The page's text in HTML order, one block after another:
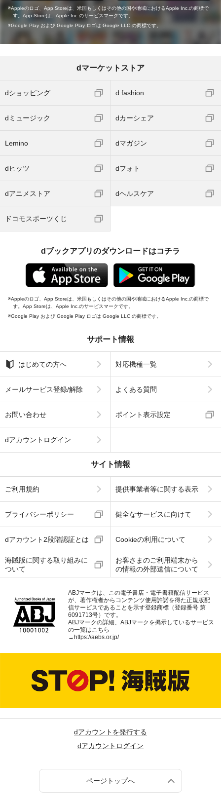
Appleのロゴ、App Storeは、米国もしくはその他の国や地域におけるApple Inc.の商標で
す。App Storeは、Apple Inc.のサービスマークです。
Google Play および Google Play ロゴは Google LLC の商標です。
dマーケットストア
dショッピング d fashion
dミュージック dカーシェア
Lemino dマガジン
dヒッツ dフォト
dアニメストア dヘルスケア
ドコモスポーツくじ
dブックアプリのダウンロードはコチラ
Appleのロゴ、App Storeは、米国もしくはその他の国や地域におけるApple Inc.の商標で
す。App Storeは、Apple Inc.のサービスマークです。
Google Play および Google Play ロゴは Google LLC の商標です。
サポート情報
はじめての方へ 対応機種一覧
メールサービス登録/解除 よくある質問
お問い合わせ ポイント表示設定
dアカウントログイン
サイト情報
ご利用規約 提供事業者等に関する表示
プライバシーポリシー 健全なサービスに向けて
dアカウント2段階認証とは Cookieの利用について
海賊版に関する取り組みに
ついて
お客さまのご利用端末から
の情報の外部送信について
ABJマークは、この電子書店・電子書籍配信サービス
が、著作権者からコンテンツ使用許諾を得た正規版配
信サービスであることを示す登録商標（登録番号 第
6091713号）です。
ABJマークの詳細、ABJマークを掲示しているサービス
の一覧はこちら
→ https://aebs.or.jp/
dアカウントを発行する
dアカウントログイン
ページトップへ